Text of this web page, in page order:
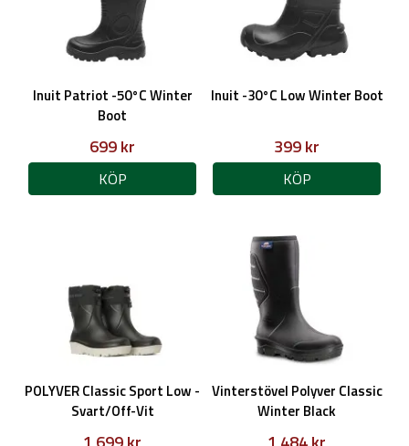
Inuit Patriot -50°C Winter
Boot
699 kr
KÖP
Inuit -30°C Low Winter Boot
399 kr
KÖP
POLYVER Classic Sport Low -
Svart/Off-Vit
Vinterstövel Polyver Classic
Winter Black